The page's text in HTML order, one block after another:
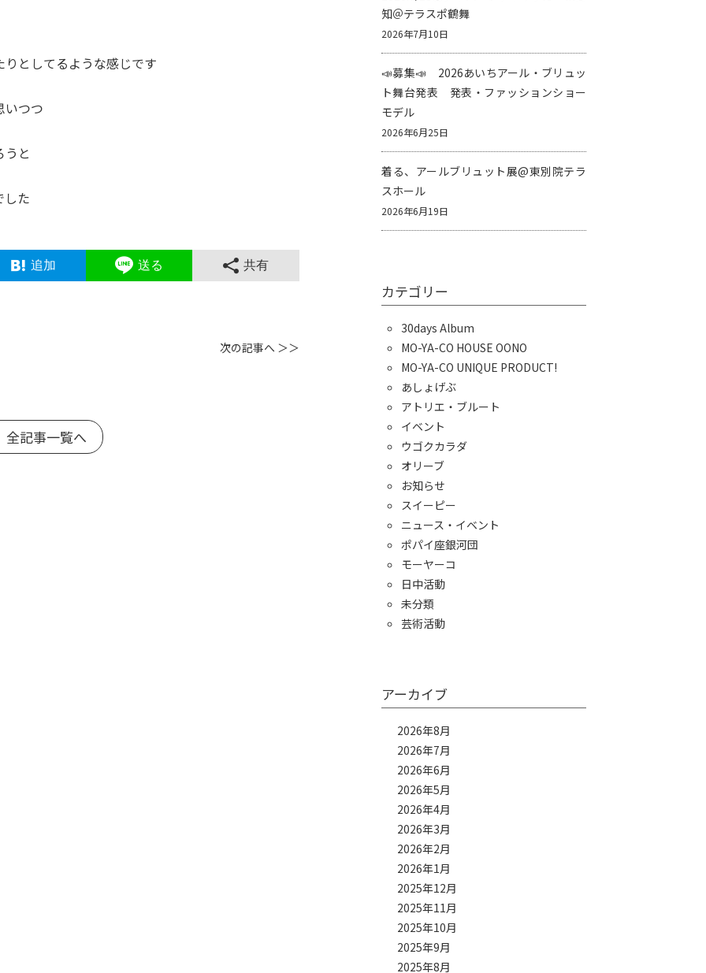
としてるような感じです
いつつ
と
した
追加 送る 共有
次の記事へ ＞＞
記事一覧へ
知＠テラスポ鶴舞
2026年7月10日
📣募集📣 2026あいちアール・ブリュッ
ト舞台発表 発表・ファッションショー
モデル
2026年6月25日
着る、アールブリュット展@東別院テラ
スホール
2026年6月19日
カテゴリー
30days Album
MO-YA-CO HOUSE OONO
MO-YA-CO UNIQUE PRODUCT!
あしょげぶ
アトリエ・ブルート
イベント
ウゴクカラダ
オリーブ
お知らせ
スイーピー
ニュース・イベント
ポパイ座銀河団
モーヤーコ
日中活動
未分類
芸術活動
アーカイブ
2026年8月
2026年7月
2026年6月
2026年5月
2026年4月
2026年3月
2026年2月
2026年1月
2025年12月
2025年11月
2025年10月
2025年9月
2025年8月